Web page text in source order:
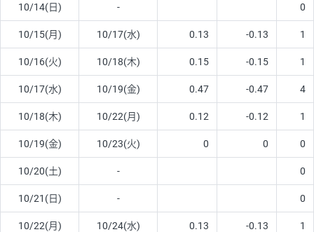
10/14(日) - 0
10/15(月) 10/17(水) 0.13 -0.13 1
10/16(火) 10/18(木) 0.15 -0.15 1
10/17(水) 10/19(金) 0.47 -0.47 4
10/18(木) 10/22(月) 0.12 -0.12 1
10/19(金) 10/23(火) 0 0 0
10/20(土) - 0
10/21(日) - 0
10/22(月) 10/24(水) 0.13 -0.13 1